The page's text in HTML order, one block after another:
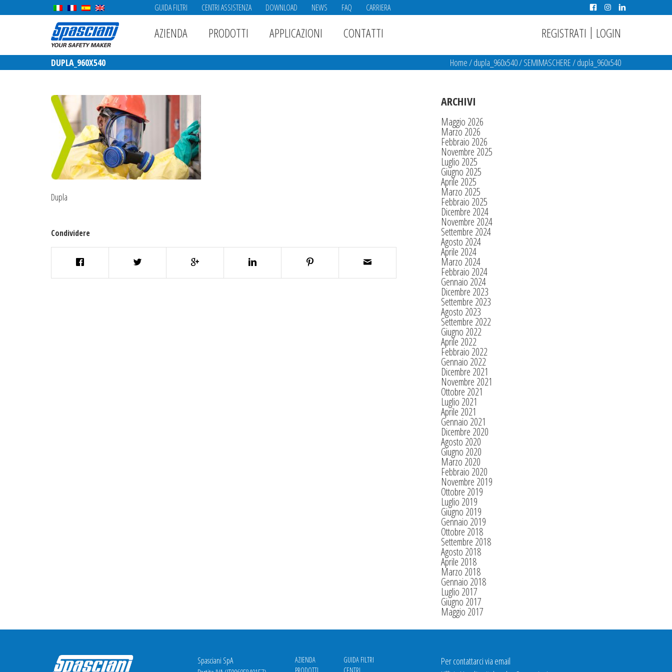
GUIDA FILTRI CENTRI ASSISTENZA DOWNLOAD NEWS FAQ CARRIERA
AZIENDA PRODOTTI APPLICAZIONI CONTATTI REGISTRATI | LOGIN
DUPLA_960X540 Home/dupla_960x540/SEMIMASCHERE/dupla_960x540
Dupla
Condividere
ARCHIVI
Maggio 2026
Marzo 2026
Febbraio 2026
Novembre 2025
Luglio 2025
Giugno 2025
Aprile 2025
Marzo 2025
Febbraio 2025
Dicembre 2024
Novembre 2024
Settembre 2024
Agosto 2024
Aprile 2024
Marzo 2024
Febbraio 2024
Gennaio 2024
Dicembre 2023
Settembre 2023
Agosto 2023
Settembre 2022
Giugno 2022
Aprile 2022
Febbraio 2022
Gennaio 2022
Dicembre 2021
Novembre 2021
Ottobre 2021
Luglio 2021
Aprile 2021
Gennaio 2021
Dicembre 2020
Agosto 2020
Giugno 2020
Marzo 2020
Febbraio 2020
Novembre 2019
Ottobre 2019
Luglio 2019
Giugno 2019
Gennaio 2019
Ottobre 2018
Settembre 2018
Agosto 2018
Aprile 2018
Marzo 2018
Gennaio 2018
Luglio 2017
Giugno 2017
Maggio 2017
Spasciani SpA
AZIENDA
GUIDA FILTRI
Per contattarci via email